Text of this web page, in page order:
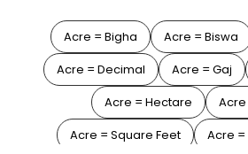
Acre = Bigha Acre = Biswa
Acre = Decimal
Acre = Gaj
Acre = Hectare
Acre
Acre = Square Feet
Acre